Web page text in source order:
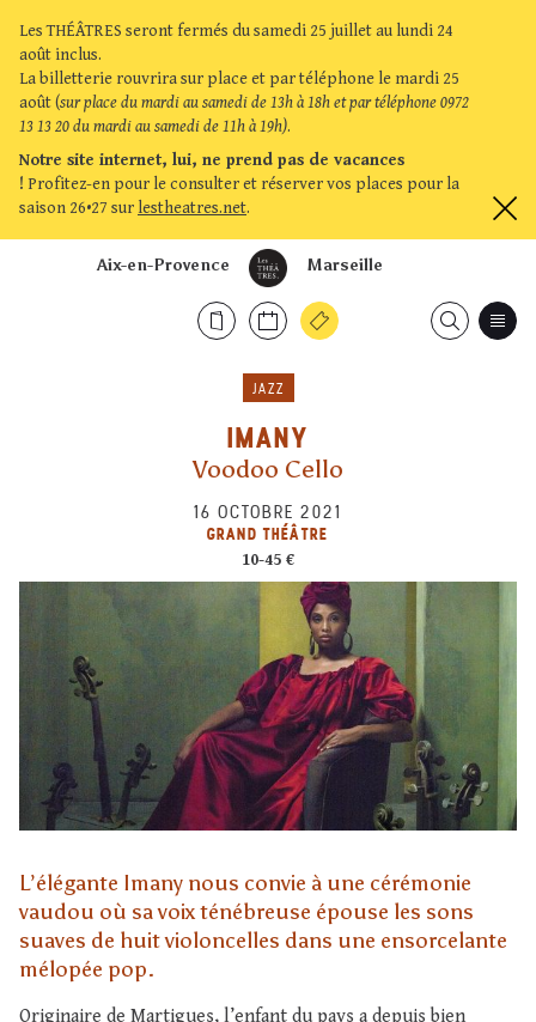
Les THÉÂTRES seront fermés du samedi 25 juillet au lundi 24
août inclus.
La billetterie rouvrira sur place et par téléphone le mardi 25
août (sur place du mardi au samedi de 13h à 18h et par téléphone 0972
13 13 20 du mardi au samedi de 11h à 19h).
Notre site internet, lui, ne prend pas de vacances
! Profitez-en pour le consulter et réserver vos places pour la
saison 26•27 sur lestheatres.net.
Marseille
Aix-en-Provence
JAZZ
IMANY
Voodoo Cello
16 OCTOBRE 2021
GRAND THÉÂTRE
10-45 €
L’élégante Imany nous convie à une cérémonie
vaudou où sa voix ténébreuse épouse les sons
suaves de huit violoncelles dans une ensorcelante
mélopée pop.
Originaire de Martigues, l’enfant du pays a depuis bien